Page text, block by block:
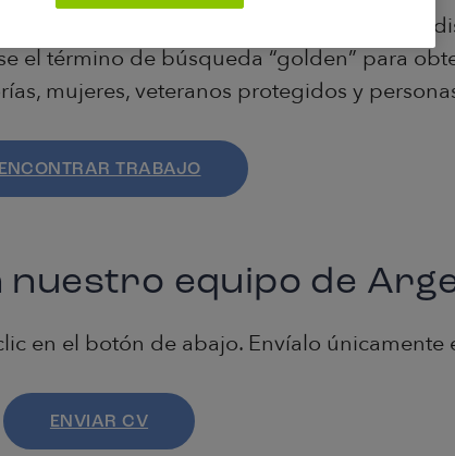
nuestro equipo. Puede buscar empleos
el término de búsqueda “golden” para
mujeres, veteranos protegidos y
ENCONTRAR TRABAJO
nuestro equipo de
en el botón de abajo. Envíalo únicamente
ENVIAR CV